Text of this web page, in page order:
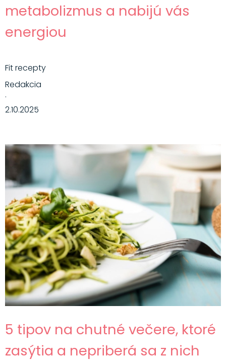
metabolizmus a nabijú vás
energiou
Fit recepty
Redakcia
·
2.10.2025
5 tipov na chutné večere, ktoré
zasýtia a nepriberá sa z nich